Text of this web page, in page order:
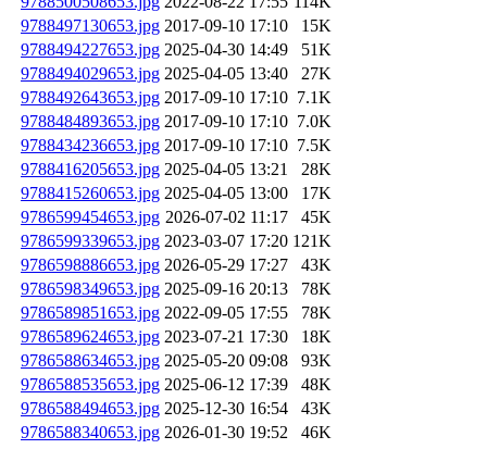
9788497130653.jpg 2017-09-10 17:10
15K
9788494227653.jpg 2025-04-30 14:49
51K
9788494029653.jpg 2025-04-05 13:40
27K
9788492643653.jpg 2017-09-10 17:10 7.1K
9788484893653.jpg 2017-09-10 17:10 7.0K
9788434236653.jpg 2017-09-10 17:10 7.5K
9788416205653.jpg 2025-04-05 13:21
28K
9788415260653.jpg 2025-04-05 13:00
17K
9786599454653.jpg 2026-07-02 11:17
45K
9786599339653.jpg 2023-03-07 17:20 121K
9786598886653.jpg 2026-05-29 17:27
43K
9786598349653.jpg 2025-09-16 20:13
78K
9786589851653.jpg 2022-09-05 17:55
78K
9786589624653.jpg 2023-07-21 17:30
18K
9786588634653.jpg 2025-05-20 09:08
93K
9786588535653.jpg 2025-06-12 17:39
48K
9786588494653.jpg 2025-12-30 16:54
43K
9786588340653.jpg 2026-01-30 19:52
46K